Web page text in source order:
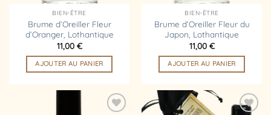
BIEN-ÊTRE
Brume d’Oreiller Fleur
d’Oranger, Lothantique
11,00 €
AJOUTER AU PANIER
BIEN-ÊTRE
Brume d’Oreiller Fleur du
Japon, Lothantique
11,00 €
AJOUTER AU PANIER